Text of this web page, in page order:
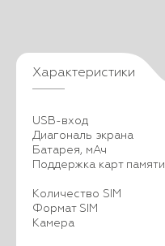
Характеристики
USB-вход
Диагональ экрана
Батарея, мАч
Поддержка карт памяти
Количество SIM
Формат SIM
Камера